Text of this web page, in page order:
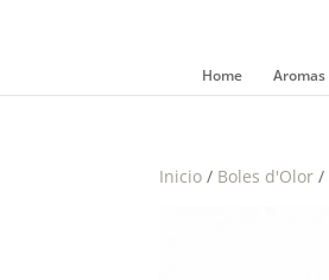
Home Aromas
Inicio / Boles d'Olor /